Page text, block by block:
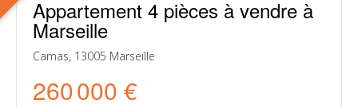
Appartement 4 pièces à vendre à
Marseille
Camas, 13005 Marseille
260 000 €